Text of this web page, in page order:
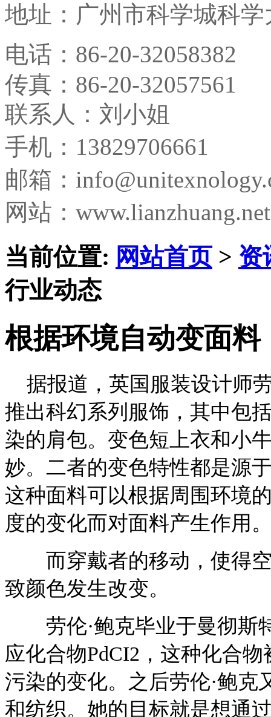
地址： 广州市科学城科
电话： 86-20-32058382
传真： 86-20-32057561
联系人：刘小姐
手机：13829706661
邮箱：
网站：www.lianzhuang.net
当前位置: 网站首页> 资
行业动态
根据环境自动变面料
据报道，英国服装设计师
推出科幻系列服饰，其中包
染的肩包。变色短上衣和小
妙。二者的变色特性都是源
这种面料可以根据周围环境
度的变化而对面料产生作用
而穿戴者的移动，使得空
致颜色发生改变。
劳伦·鲍克毕业于曼彻斯
应化合物PdCI2，这种化合
污染的变化。之后劳伦·鲍
和纺织。她的目标就是想通